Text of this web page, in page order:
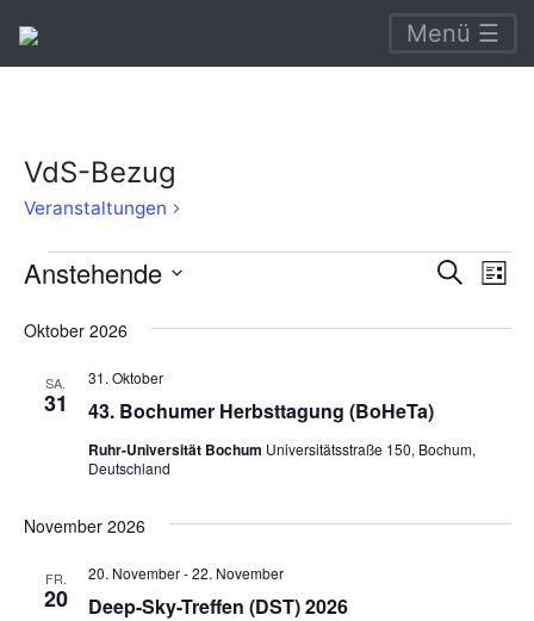
Menü ☰
VdS-Bezug
Veranstaltungen
Veranstaltungen SucheListe
Anstehende
wählen.
Oktober 2026
SA.
31 43. Bochumer Herbsttagung (BoHeTa)
31. Oktober
Ruhr-Universität Bochum Universitätsstraße 150, Bochum,
Deutschland
November 2026
FR.
20 Deep-Sky-Treffen (DST) 2026
20. November-22. November